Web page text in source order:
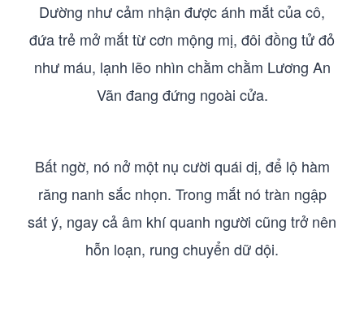
Dường như cảm nhận được ánh mắt của cô,
đứa trẻ mở mắt từ cơn mộng mị, đôi đồng tử đỏ
như máu, lạnh lẽo nhìn chằm chằm Lương An
Vãn đang đứng ngoài cửa.
Bất ngờ, nó nở một nụ cười quái dị, để lộ hàm
răng nanh sắc nhọn. Trong mắt nó tràn ngập
sát ý, ngay cả âm khí quanh người cũng trở nên
hỗn loạn, rung chuyển dữ dội.